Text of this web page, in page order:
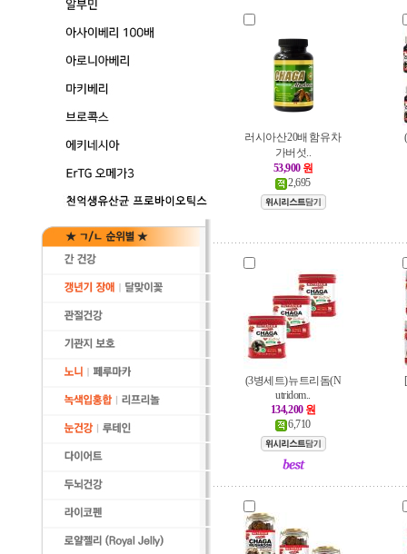
러시아산 20배 함유 차
가버섯..
53,900 원
2,695
(3병세트)뉴트리돔(N
utridom..
134,200 원
6,710